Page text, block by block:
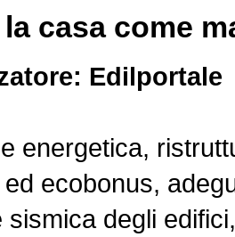
casa come
Edilportale
energetica,
ecobonus,
sismica degli